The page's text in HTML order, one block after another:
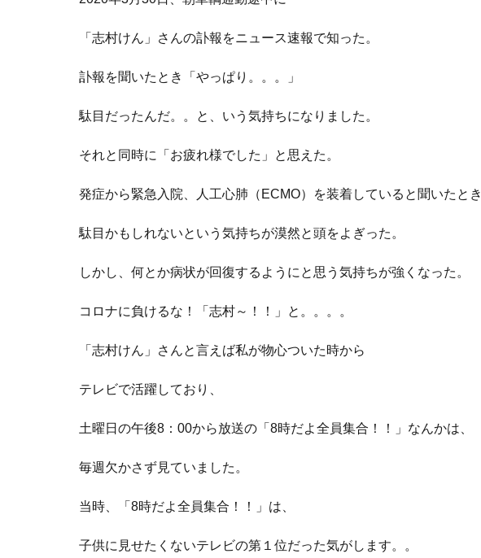
「志村けん」さんの訃報をニュース速報で知った。
訃報を聞いたとき「やっぱり。。。」
駄目だったんだ。。と、いう気持ちになりました。
それと同時に「お疲れ様でした」と思えた。
発症から緊急入院、人工心肺（ECMO）を装着していると聞いたとき
駄目かもしれないという気持ちが漠然と頭をよぎった。
しかし、何とか病状が回復するようにと思う気持ちが強くなった。
コロナに負けるな！「志村～！！」と。。。。
「志村けん」さんと言えば私が物心ついた時から
テレビで活躍しており、
土曜日の午後8：00から放送の「8時だよ全員集合！！」なんかは、
毎週欠かさず見ていました。
当時、「8時だよ全員集合！！」は、
子供に見せたくないテレビの第１位だった気がします。。